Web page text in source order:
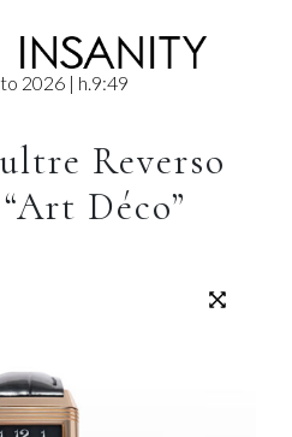
2026| h.9:49
Reverso
Déco”